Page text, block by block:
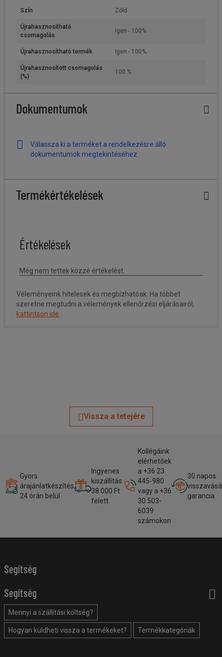
Szín Zöld
Újrahasznosítható
csomagolás
Igen - 100%
Újrahasznosítható termék Igen - 100%
Újrahasznosított csomagolás
(%)
100 %
Dokumentumok
Válassza ki a terméket a rendelkezésre álló
dokumentumok megtekintéséhez
Termékértékelések
Véleményeink hitelesek és megbízhatóak. Ha többet
szeretne megtudni a vélemények ellenőrzési eljárásairól,
kattintson ide
Vissza a tetejére
Gyors
árajánlatkészítés,
24 órán belül
Ingyenes
kiszállítás
38 000 Ft
felett
Kollégáink
elérhetőek
a +36 23
445-980
vagy a +36
30 503-
6039
számokon
30 napos
garancia
Segítség
Segítség
Mennyi a szállítási költség?
Hogyan küldheti vissza a termékeket? Termékkategóriák